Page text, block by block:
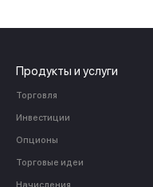
Продукты и услуги
Торговля
Инвестиции
Опционы
Торговые идеи